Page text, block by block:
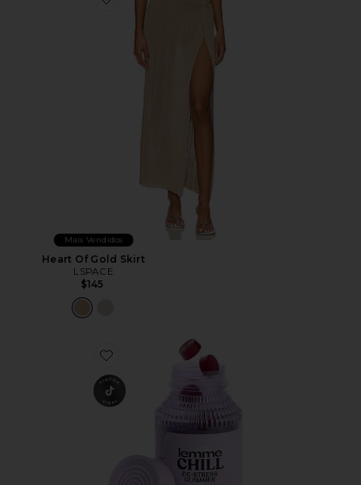
Favorite Heart Of Gold Skirt
Mais Vendidos
Heart Of Gold Skirt
LSPACE
$145
Favorite VITAMINA EM GOMA CHILL